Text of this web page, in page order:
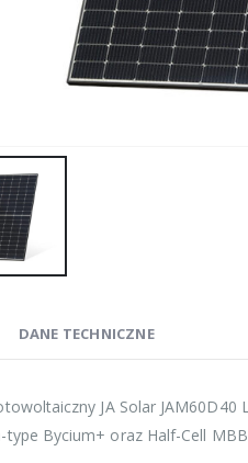
DANE TECHNICZNE
JA Solar
type Bycium+ oraz Half-Cell